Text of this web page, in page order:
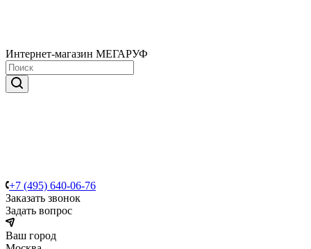
Интернет-магазин МЕГАРУФ
+7 (495) 640-06-76
Заказать звонок
Задать вопрос
Ваш город